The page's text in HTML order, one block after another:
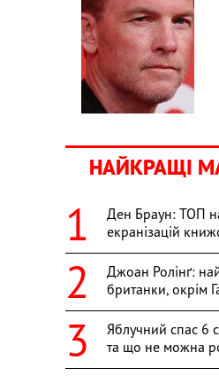
НАЙКРАЩІ
Ден Браун: ТОП
екранізацій
Джоан Ролінґ:
британки, окрім
Яблучний спас 6
та що не можна